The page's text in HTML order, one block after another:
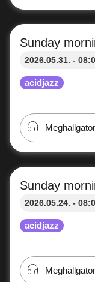
acidjazz
Sunday Alex
Underground
acidjazz